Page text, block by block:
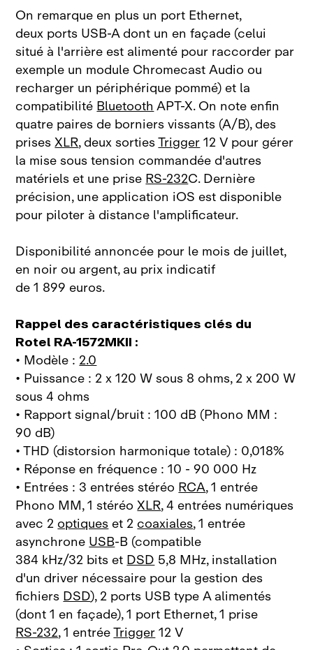
On remarque en plus un port Ethernet,
deux ports USB‑A dont un en façade (celui
situé à l'arrière est alimenté pour raccorder par
exemple un module Chromecast Audio ou
recharger un périphérique pommé) et la
compatibilitéBluetoothAPT‑X. On note enfin
quatre paires de borniers vissants (A/B), des
prisesXLR, deux sortiesTrigger12 V pour gérer
la mise sous tension commandée d'autres
matériels et une priseRS‑232C. Dernière
précision, une application iOS est disponible
pour piloter à distance l'amplificateur.
Disponibilité annoncée pour le mois de juillet,
en noir ou argent, au prix indicatif
de 1 899 euros.
Rappel des caractéristiques clés du
Rotel RA‑1572MKII :
• Modèle :2.0
• Puissance : 2 x 120 W sous 8 ohms, 2 x 200 W
sous 4 ohms
• Rapport signal/bruit : 100 dB (Phono MM :
90 dB)
• THD (distorsion harmonique totale) : 0,018%
• Réponse en fréquence : 10 - 90 000 Hz
• Entrées : 3 entrées stéréoRCA, 1 entrée
Phono MM, 1 stéréoXLR, 4 entrées numériques
avec 2optiqueset 2coaxiales, 1 entrée
asynchroneUSB‑B (compatible
384 kHz/32 bits etDSD5,8 MHz, installation
d'un driver nécessaire pour la gestion des
fichiersDSD), 2 ports USB type A alimentés
(dont 1 en façade), 1 port Ethernet, 1 prise
RS‑232, 1 entréeTrigger12 V